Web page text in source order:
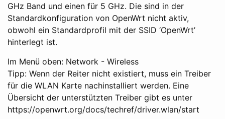
GHz Band und einen für 5 GHz. Die sind in der
Standardkonfiguration von OpenWrt nicht aktiv,
obwohl ein Standardprofil mit der SSID ‘OpenWrt’
hinterlegt ist.
Im Menü oben: Network - Wireless
Tipp: Wenn der Reiter nicht existiert, muss ein Treiber
für die WLAN Karte nachinstalliert werden. Eine
Übersicht der unterstützten Treiber gibt es unter
https://openwrt.org/docs/techref/driver.wlan/start